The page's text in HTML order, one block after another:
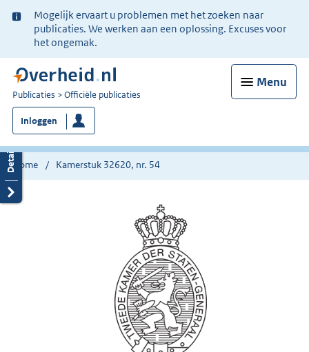
Ter
informatie:
Mogelijk ervaart u problemen met het zoeken naar
publicaties. We werken aan een oplossing. Excuses voor
het ongemak.
Menu
U
bent
nu
hier:
Publicaties Officiële publicaties
Inloggen
Home Kamerstuk 32620, nr. 54